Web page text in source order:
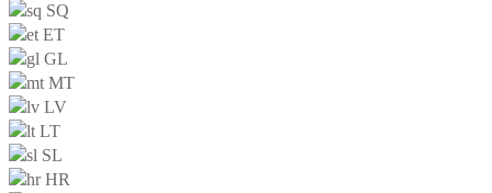
SQ
ET
GL
MT
LV
LT
SL
HR